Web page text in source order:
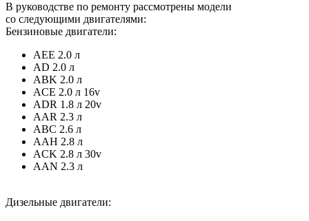
В руководстве по ремонту рассмотрены модели
со следующими двигателями:
Бензиновые двигатели:
AEE 2.0 л
AD 2.0 л
ABK 2.0 л
ACE 2.0 л 16v
ADR 1.8 л 20v
AAR 2.3 л
ABC 2.6 л
AAH 2.8 л
ACK 2.8 л 30v
AAN 2.3 л
Дизельные двигатели: